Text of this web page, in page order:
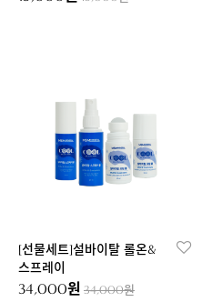
[선물세트]설바이탈 롤온&
스프레이
34,000원 34,000원